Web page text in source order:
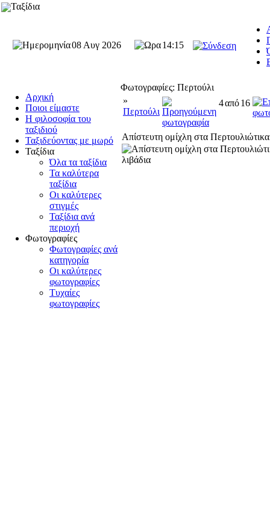
Ταξίδια
08 Αυγ 2026 14:15
Αρχική
Ποιοι είμαστε
Η φιλοσοφία του
ταξιδιού
Ταξιδεύοντας με μωρό
Ταξίδια
Όλα τα ταξίδια
Τα καλύτερα
ταξίδια
Οι καλύτερες
στιγμές
Ταξίδια ανά
περιοχή
Φωτογραφίες
Φωτογραφίες ανά
κατηγορία
Οι καλύτερες
φωτογραφίες
Τυχαίες
φωτογραφίες
Φωτογραφίες: Περτούλι
»
Περτούλι
4από16
Απίστευτη ομίχλη στα Περτουλιώτικα